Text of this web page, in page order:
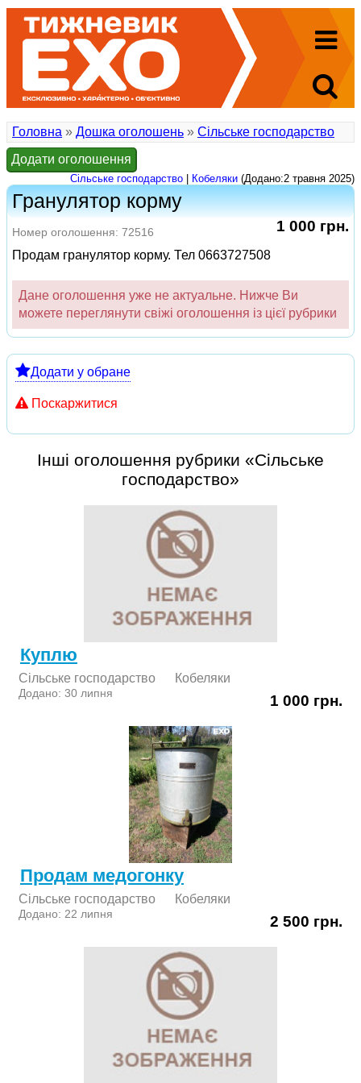
Головна » Дошка оголошень » Сільське господарство
Додати оголошення
Сільське господарство Кобеляки (Додано:2 травня 2025)
Гранулятор корму
1 000 грн.
Номер оголошення: 72516
Продам гранулятор корму. Тел 0663727508
Дане оголошення уже не актуальне. Нижче Ви
можете переглянути свіжі оголошення із цієї рубрики
Додати у обране
Поскаржитися
Інші оголошення рубрики «Сільське
господарство»
Куплю
Сільське господарство Кобеляки
Додано: 30 липня 1 000 грн.
Продам медогонку
Сільське господарство Кобеляки
Додано: 22 липня 2 500 грн.